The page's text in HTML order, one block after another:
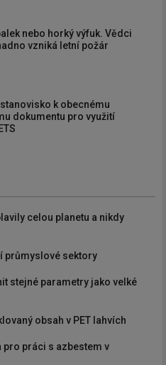
nebo horký výfuk. Vědci
vzniká letní požár
k obecnému
dokumentu pro využití
celou planetu a nikdy
průmyslové sektory
stejné parametry jako velké
obsah v PET lahvích
práci s azbestem v